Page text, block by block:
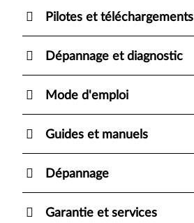
Pilotes et téléchargements
Dépannage et diagnostic
Mode d'emploi
Guides et manuels
Dépannage
Garantie et services